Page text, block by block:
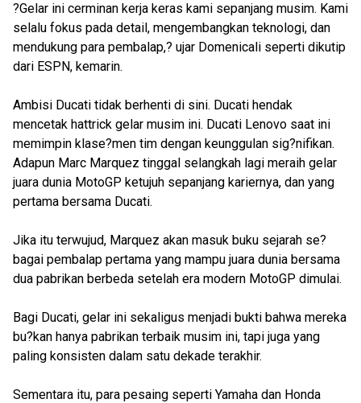
?Gelar ini cerminan kerja keras kami sepanjang musim. Kami
selalu fokus pada detail, mengembangkan teknologi, dan
mendukung para pembalap,? ujar Domenicali seperti dikutip
dari ESPN, kemarin.
Ambisi Ducati tidak berhenti di sini. Ducati hendak
mencetak hattrick gelar musim ini. Ducati Lenovo saat ini
memimpin klase?men tim dengan keunggulan sig?nifikan.
Adapun Marc Marquez tinggal selangkah lagi meraih gelar
juara dunia MotoGP ketujuh sepanjang kariernya, dan yang
pertama bersama Ducati.
Jika itu terwujud, Marquez akan masuk buku sejarah se?
bagai pembalap pertama yang mampu juara dunia bersama
dua pabrikan berbeda setelah era modern MotoGP dimulai.
Bagi Ducati, gelar ini sekaligus menjadi bukti bahwa mereka
bu?kan hanya pabrikan terbaik musim ini, tapi juga yang
paling konsisten dalam satu dekade terakhir.
Sementara itu, para pesaing seperti Yamaha dan Honda